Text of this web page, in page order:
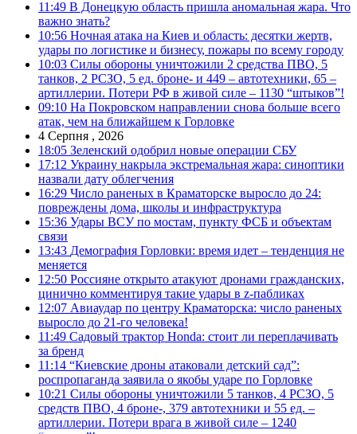
11:49 В Донецкую область пришла аномальная жара. Что
важно знать?
10:56 Ночная атака на Киев и область: десятки жертв,
удары по логистике и бизнесу, пожары по всему городу
10:03 Силы обороны уничтожили 2 средства ПВО, 5
танков, 2 РСЗО, 5 ед. броне- и 449 – автотехники, 65 –
артиллерии. Потери РФ в живой силе – 1130 “штыков”!
09:10 На Покровском направлении снова больше всего
атак, чем на ближайшем к Горловке
4 Серпня , 2026
18:05 Зеленский одобрил новые операции СБУ
17:12 Украину накрыла экстремальная жара: синоптики
назвали дату облегчения
16:29 Число раненых в Краматорске выросло до 24:
повреждены дома, школы и инфраструктура
15:36 Удары ВСУ по мостам, пункту ФСБ и объектам
связи
13:43 Демография Горловки: время идет – тенденция не
меняется
12:50 Россияне открыто атакуют дронами гражданских,
цинично комментируя такие удары в z-пабликах
12:07 Авиаудар по центру Краматорска: число раненых
выросло до 21-го человека!
11:49 Садовый трактор Honda: стоит ли переплачивать
за бренд
11:14 “Киевские дроны атаковали детский сад”:
роспропаганда заявила о якобы ударе по Горловке
10:21 Силы обороны уничтожили 5 танков, 4 РСЗО, 5
средств ПВО, 4 броне-, 379 автотехники и 55 ед. –
артиллерии. Потери врага в живой силе – 1240